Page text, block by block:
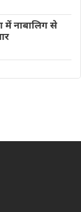
में नाबालिग से